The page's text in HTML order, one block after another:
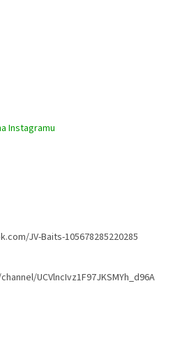
Instagramu
JV-Baits-105678285220285
UCVlncIvz1F97JKSMYh_d96A